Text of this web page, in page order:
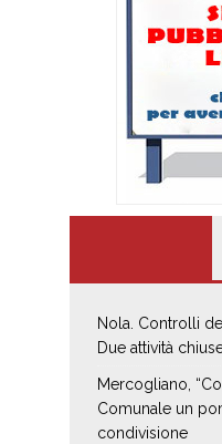
Nola. Controlli
Due attività
Mercogliano,
Comunale un
condivisione